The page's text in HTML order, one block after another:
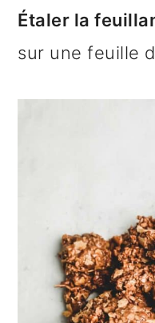
Étaler la
sur une feuille